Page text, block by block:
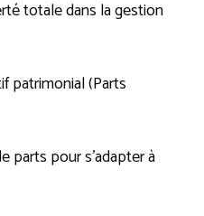
totale dans la gestion
patrimonial (Parts
parts pour s’adapter à